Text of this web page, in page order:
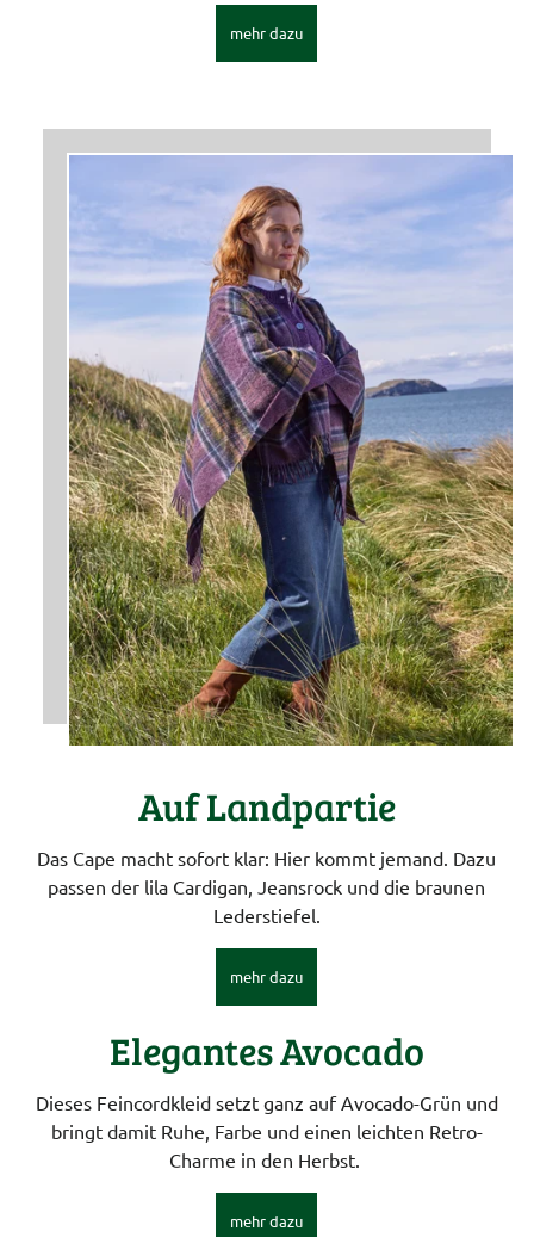
mehr dazu
Auf Landpartie
Das Cape macht sofort klar: Hier kommt jemand. Dazu
passen der lila Cardigan, Jeansrock und die braunen
Lederstiefel.
mehr dazu
Elegantes Avocado
Dieses Feincordkleid setzt ganz auf Avocado-Grün und
bringt damit Ruhe, Farbe und einen leichten Retro-
Charme in den Herbst.
mehr dazu